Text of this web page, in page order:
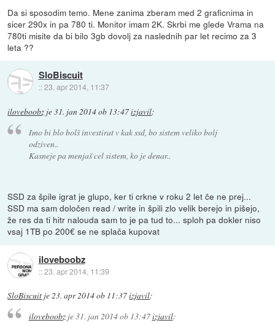
Da si sposodim temo. Mene zanima zberam med 2 graficnima in
sicer 290x in pa 780 ti. Monitor imam 2K. Skrbi me glede Vrama na
780ti misite da bi bilo 3gb dovolj za naslednih par let recimo za 3
leta ??
SloBiscuit
::23. apr 2014, 11:37
iloveboobz je31. jan 2014 ob 13:47izjavil:
Imo bi blo bolš investirat v kak ssd, bo sistem veliko bolj
odziven..
Kasneje pa menjaš cel sistem, ko je denar..
SSD za špile igrat je glupo, ker ti crkne v roku 2 let če ne prej...
SSD ma sam določen read / write in špili zlo velik berejo in pišejo,
že res da ti hitr nalouda sam to je pa tud to... sploh pa dokler niso
vsaj 1TB po 200€ se ne splača kupovat
iloveboobz
::23. apr 2014, 11:39
SloBiscuit je23. apr 2014 ob 11:37izjavil:
iloveboobzje31. jan 2014 ob 13:47izjavil: